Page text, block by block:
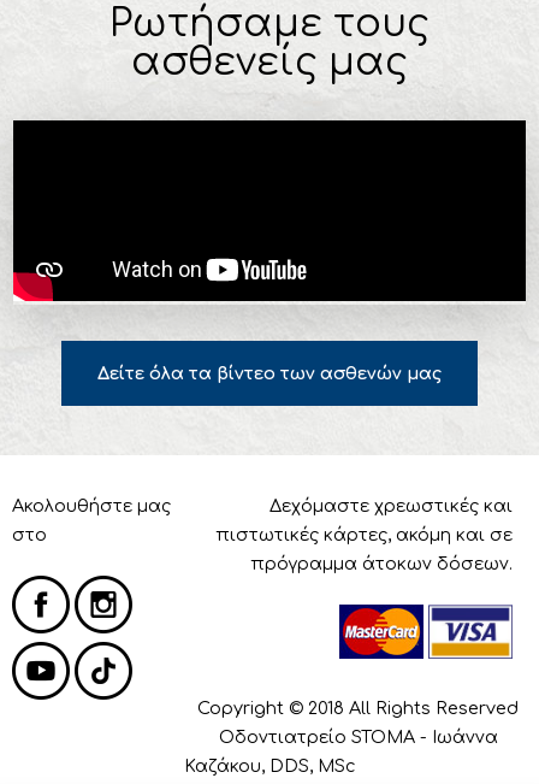
Ρωτήσαμε τους
ασθενείς μας
Δείτε όλα τα βίντεο των ασθενών μας
Ακολουθήστε μας
στο
Δεχόμαστε χρεωστικές και
πιστωτικές κάρτες, ακόμη και σε
πρόγραμμα άτοκων δόσεων.
Copyright © 2018 All Rights Reserved
Οδοντιατρείο STOMA - Ιωάννα
Καζάκου, DDS, MSc